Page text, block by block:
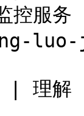
监
解